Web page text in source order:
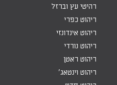
רהיטי עץ וברזל
ריהוט כפרי
ריהוט אינדונזי
ריהוט נורדי
ריהוט ראטן
ריהוט וינטאג'